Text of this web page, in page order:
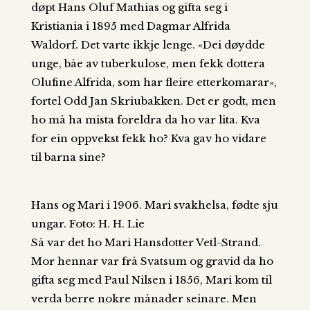
døpt Hans Oluf Mathias og gifta seg i
Kristiania i 1895 med Dagmar Alfrida
Waldorf. Det varte ikkje lenge. «Dei døydde
unge, båe av tuberkulose, men fekk dottera
Olufine Alfrida, som har fleire etterkomarar»,
fortel Odd Jan Skriubakken. Det er godt, men
ho må ha mista foreldra da ho var lita. Kva
for ein oppvekst fekk ho? Kva gav ho vidare
til barna sine?
Hans og Mari i 1906. Mari svakhelsa, fødte sju
ungar. Foto: H. H. Lie
Så var det ho Mari Hansdotter Vetl-Strand.
Mor hennar var frå Svatsum og gravid da ho
gifta seg med Paul Nilsen i 1856, Mari kom til
verda berre nokre månader seinare. Men